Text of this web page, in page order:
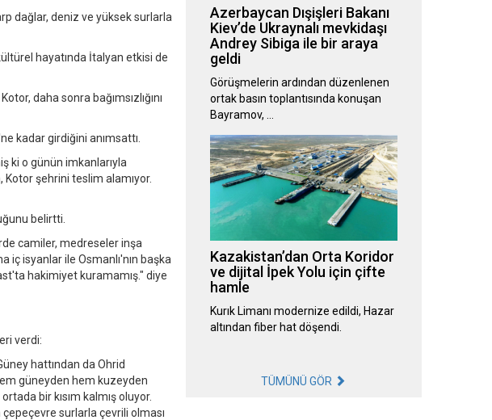
dağlar, deniz ve yüksek surlarla
hayatında İtalyan etkisi de
daha sonra bağımsızlığını
kadar girdiğini anımsattı.
ki o günün imkanlarıyla
şehrini teslim alamıyor.
belirtti.
camiler, medreseler inşa
iç isyanlar ile Osmanlı'nın başka
hakimiyet kuramamış." diye
verdi:
hattından da Ohrid
güneyden hem kuzeyden
bir kısım kalmış oluyor.
surlarla çevrili olması
Azerbaycan Dışişleri Bakanı
Kiev’de Ukraynalı mevkidaşı
Andrey Sibiga ile bir araya
geldi
Görüşmelerin ardından düzenlenen
ortak basın toplantısında konuşan
Bayramov, …
Kazakistan’dan Orta Koridor
ve dijital İpek Yolu için çifte
hamle
Kurık Limanı modernize edildi, Hazar
altından fiber hat döşendi.
TÜMÜNÜ GÖR